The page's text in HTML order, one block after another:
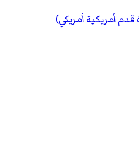
قدم أمريكية أمريكي)